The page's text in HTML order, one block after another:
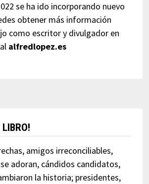
se ha ido incorporando nuevo
obtener más información
como escritor y divulgador en
alfredlopez.es
amigos irreconciliables,
adoran, cándidos candidatos,
la historia; presidentes,